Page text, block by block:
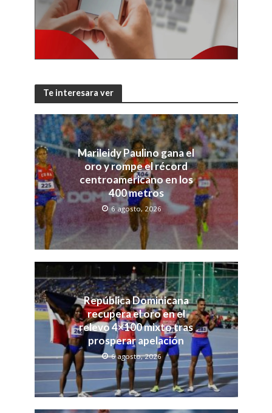
Te interesara ver
Marileidy Paulino gana el
oro y rompe el récord
centroamericano en los
400 metros
6 agosto, 2026
República Dominicana
recupera el oro en el
relevo 4×100 mixto tras
prosperar apelación
6 agosto, 2026